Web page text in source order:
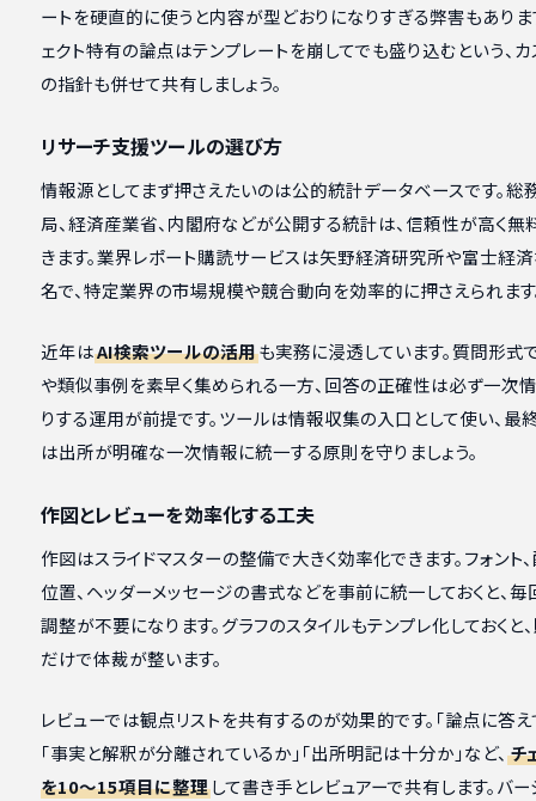
ートを硬直的に使うと内容が型どおりになりすぎる弊害もありま
ェクト特有の論点はテンプレートを崩してでも盛り込むという、カ
の指針も併せて共有しましょう。
リサーチ支援ツールの選び方
情報源としてまず押さえたいのは公的統計データベースです。総
局、経済産業省、内閣府などが公開する統計は、信頼性が高く無
きます。業界レポート購読サービスは矢野経済研究所や富士経
名で、特定業界の市場規模や競合動向を効率的に押さえられます
近年はAI検索ツールの活用も実務に浸透しています。質問形式
や類似事例を素早く集められる一方、回答の正確性は必ず一次
りする運用が前提です。ツールは情報収集の入口として使い、最
は出所が明確な一次情報に統一する原則を守りましょう。
作図とレビューを効率化する工夫
作図はスライドマスターの整備で大きく効率化できます。フォント
位置、ヘッダーメッセージの書式などを事前に統一しておくと、
調整が不要になります。グラフのスタイルもテンプレ化しておくと
だけで体裁が整います。
レビューでは観点リストを共有するのが効果的です。「論点に答え
「事実と解釈が分離されているか」「出所明記は十分か」など、 チ
を10〜15項目に整理して書き手とレビュアーで共有します。バ